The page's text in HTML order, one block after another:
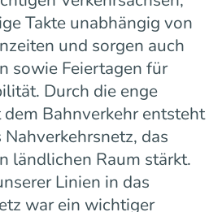
Takte unabhängig von
und sorgen auch
sowie Feiertagen für
Durch die enge
Bahnverkehr entsteht
das
ländlichen Raum stärkt.
Linien in das
war ein wichtiger